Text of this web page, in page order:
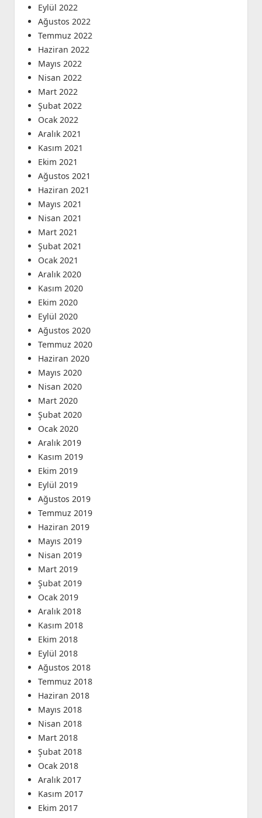
Eylül 2022
Ağustos 2022
Temmuz 2022
Haziran 2022
Mayıs 2022
Nisan 2022
Mart 2022
Şubat 2022
Ocak 2022
Aralık 2021
Kasım 2021
Ekim 2021
Ağustos 2021
Haziran 2021
Mayıs 2021
Nisan 2021
Mart 2021
Şubat 2021
Ocak 2021
Aralık 2020
Kasım 2020
Ekim 2020
Eylül 2020
Ağustos 2020
Temmuz 2020
Haziran 2020
Mayıs 2020
Nisan 2020
Mart 2020
Şubat 2020
Ocak 2020
Aralık 2019
Kasım 2019
Ekim 2019
Eylül 2019
Ağustos 2019
Temmuz 2019
Haziran 2019
Mayıs 2019
Nisan 2019
Mart 2019
Şubat 2019
Ocak 2019
Aralık 2018
Kasım 2018
Ekim 2018
Eylül 2018
Ağustos 2018
Temmuz 2018
Haziran 2018
Mayıs 2018
Nisan 2018
Mart 2018
Şubat 2018
Ocak 2018
Aralık 2017
Kasım 2017
Ekim 2017